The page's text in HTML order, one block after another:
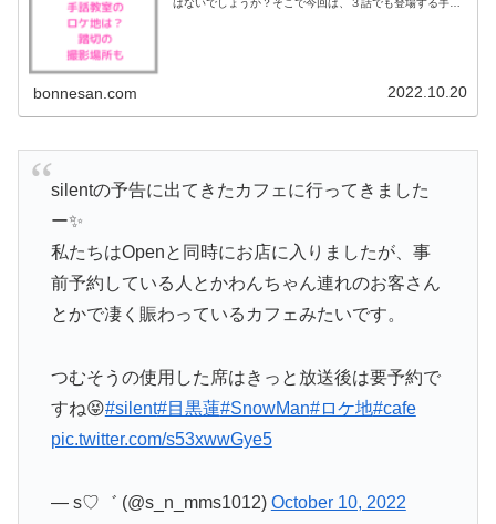
はないでしょうか？そこで今回は、３話でも登場する手話
bonnesan.com 2022.10.20
silentの予告に出てきたカフェに行ってきました
ー✨
私たちはOpenと同時にお店に入りましたが、事
前予約している人とかわんちゃん連れのお客さん
とかで凄く賑わっているカフェみたいです。
つむそうの使用した席はきっと放送後は要予約で
すね😝#silent#目黒蓮#SnowMan#ロケ地#cafe
pic.twitter.com/s53xwwGye5
— s♡゛ (@s_n_mms1012) October 10, 2022